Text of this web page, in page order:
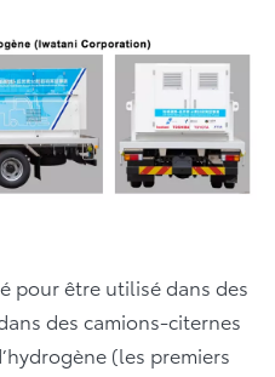
pour être utilisé dans des
des camions-citernes
(les premiers